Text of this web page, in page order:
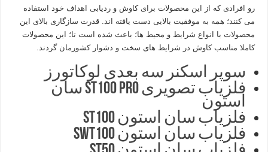
رو افرادی که از این محصولات برای کاوش و ردیابی اهداف خود استفاده
می کنند؛ همه به موفقیت بالایی دست یافته اند. قدرت سازگاری بالای این
محصولات با انواع شرایط و محیط ها؛ باعث شده است تا؛ این محصولات
کاملا مناسب کاوش در شرایط های سخت و دشوار کشورمان گردند.
سوپر اسکنر سه بعدی لوکاتورز
فلزیاب تصویری ST100 pro سان
استون
فلزیاب سان استون ST100
فلزیاب سان استون SWT100